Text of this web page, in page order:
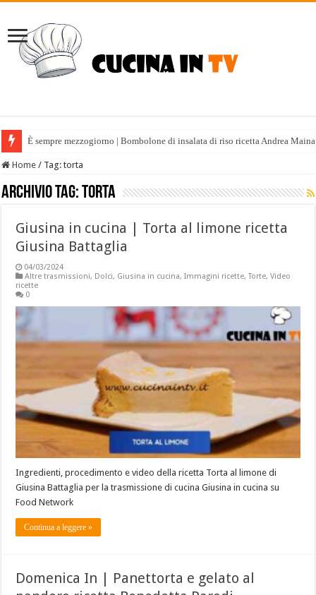
È sempre mezzogiorno | Bombolone di insalata di riso ricetta Andrea
È sempre mezzogiorno | Tabulè estivo ricetta Fabio Potenzano
Home / Tag:torta
Archivio tag:torta
Giusina in cucina | Torta al limone ricetta
Giusina Battaglia
04/03/2024
Altre trasmissioni, Dolci, Giusina in cucina,Immagini ricette,Torte,Video
ricette
0
Ingredienti, procedimento e video della ricetta Torta al limone di
Giusina Battaglia per la trasmissione di cucina Giusina in cucina su
Food Network
Continua a leggere »
Domenica In | Panettorta e gelato al